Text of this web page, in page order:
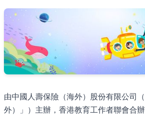
由中國人壽保險（海外）股份有限公司
外）」）主辦，香港教育工作者聯會合